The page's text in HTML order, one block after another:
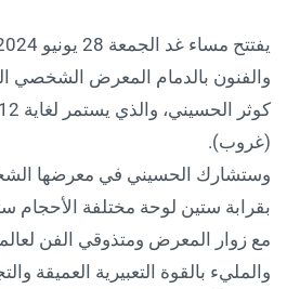
والفنون بالدمام المعرض الشخصي
(غروب).
وستشارك الحسيني في معرضها
بقرابة ستين لوحة مختلفة الأحجام
مع زوار المعرض ومتذوقي الفن
والمليء بالقوة التعبيرية العميقة